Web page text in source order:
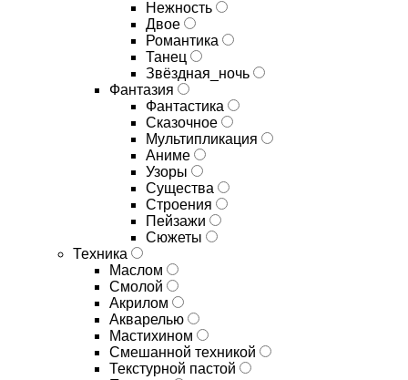
Нежность
Двое
Романтика
Танец
Звёздная_ночь
Фантазия
Фантастика
Сказочное
Мультипликация
Аниме
Узоры
Существа
Строения
Пейзажи
Сюжеты
Техника
Маслом
Смолой
Акрилом
Акварелью
Мастихином
Смешанной техникой
Текстурной пастой